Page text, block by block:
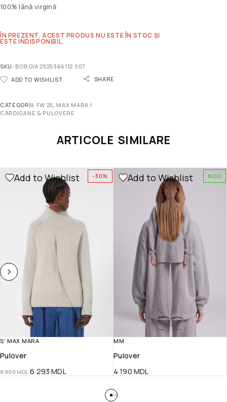
100% lână virgină
ÎN PREZENT, ACEST PRODUS NU ESTE ÎN STOC ȘI
ESTE INDISPONIBIL.
SKU: BORGIA 2525366112 007
ADD TO WISHLIST
SHARE
CATEGORII: FW 25, MAX MARA |
CARDIGANE & PULOVERE
ARTICOLE SIMILARE
-30%
Add to Wishlist
S' MAX MARA
Pulover
8 990MDL 6 293MDL
NOU
Add to Wishlist
MM
Pulover
4 190 MDL